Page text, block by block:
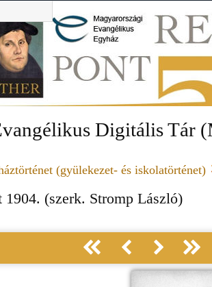
Digitális Tár
(gyülekezet- és iskolatörténet)
(szerk. Stromp László)